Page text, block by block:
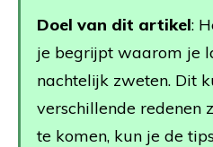
Doel van dit artikel:
je begrijpt waarom je
nachtelijk zweten. Dit
verschillende redenen
te komen, kun je de